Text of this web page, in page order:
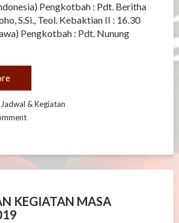
Pengkotbah : Pdt. Beritha
S.Si., Teol. Kebaktian II : 16.30
Pengkotbah : Pdt. Nunung
Jadwal & Kegiatan
KEGIATAN MASA